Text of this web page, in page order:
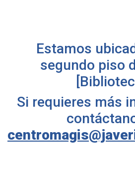
Estamos
segundo piso
Si requieres más